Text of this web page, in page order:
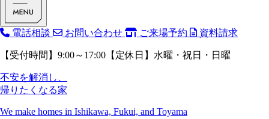
電話相談 お問い合わせ ご来場予約 資料請求
【受付時間】9:00～17:00【定休日】水曜・祝日・日曜
不安を解消し、
帰りたくなる家
We make homes in Ishikawa, Fukui, and Toyama